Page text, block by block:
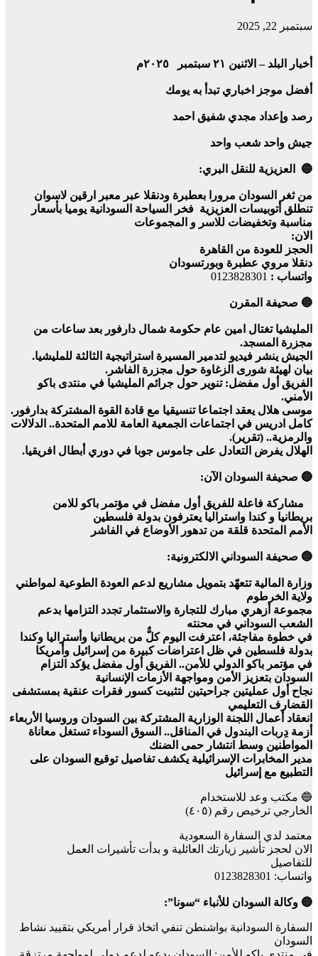
سبتمبر 22, 2025
أخبار البلد – الاثنين ٢١ سبتمبر ٢٠٢٥م
أفضل موجز اخباري تبدأ به يومك
رصد وإعداد مجدي شفيق احمد
جيش واحد شعب واحد
🔵 العزيزية للنقل البري:
من ثغر السودان مرورا بعطبرة ودنقلا عبر معبر ارقين لاسوان
تنطلق أتوبيسات العزيزية فخر السياحة السودانية يوميا بأسعار
مناسبة وتخفيضات للاسر و المجموعات
الان:
الحجز للعودة من القاهرة
دنقلا مروي عطبرة وبورتسودان
واتساب : 0123828301
🔵 صحيفة المقرن
المليشيا تغتال امين عام حكومة شمال دارفور بعد ساعات من
مجزرة المسجد.
الجيش ينشر فيديو لتدمير المسيرة استراتيجية الثالثة للمليشيا.
بيان لهيئة شورى الزغاوة حول مجزرة الفاشر.
الفريق أول مفضل: تنوير حول جرائم المليشيا في منتدى باكو
الأمني.
موسى هلال يعقد اجتماعا تنسيقيا مع قادة القوة المشتركة بدارفور.
كامل ادريس في اجتماعات الجمعية العامة للامم المتحدة.. الدلالات
والرمزية.. (تقرير).
الهلال يفرض التعادل على جاموس جوبا في دوري أبطال افريقيا.
🔵 صحيفة السودان الآن:
مشاركة فاعلة للفريق أول مفضل في مؤتمر باكو للامن
بريطانيا و كندا واستراليا يعترفون بدولة فلسطين
الأمم المتحدة قلقة من تدهور الأوضاع في الفاشر
🔵 صحيفة السوداني الالكترونية:
وزارة المالية تتعهّد بتمويل مشاريع لدعم العودة الطوعية لمواطني
ولاية الخرطوم
مجموعة أزهري مبارك للتجارة والاستثمار تجدد التزامها بدعم
الشعب السوداني في محنته
في خطوة مفاجئة، اعترفت اليوم كلٌّ من بريطانيا وأستراليا وكندا
بدولة فلسطين في ظل اعتراضات كبيرة من إسرائيل وأمريكا
في مؤتمر باكو الدولي للأمن.. الفريق أول مفضل يؤكد التزام
السودان بتعزيز الأمن ومواجهة الأزمات الإنسانية
نجاح أول عمليتين جراحيتين لتثبيت كسور فقرات عنقية بمستشفى
القضارف التعليمي
انعقاد أعمال اللجنة الوزارية المشتركة بين السودان وروسيا الأربعاء
أزمة دِربات البندول في المناقل.. السوق السوداء تستغل معاناة
المواطنين وسط انتشار حمى الضنك
مدير المخابرات الإسرائيلية يكشف تفاصيل توقيع السودان على
التطبيع مع إسرائيل
🔵 مكتب وعد للاستخدام
الخارجي ترخيص رقم (٤٠٥)
معتمد لدي السفارة السعودية
الان لحجز تأشير زيارتك العائلية و بدأت تأشيرات العمل
للتفاصيل
واتساب: 0123828301
🔵 وكالة السودان للأنباء “سونا”:
السفارة السودانية بواشنطن تنفي اتخاذ قرار أمريكي بتقييد نشاط
السودان